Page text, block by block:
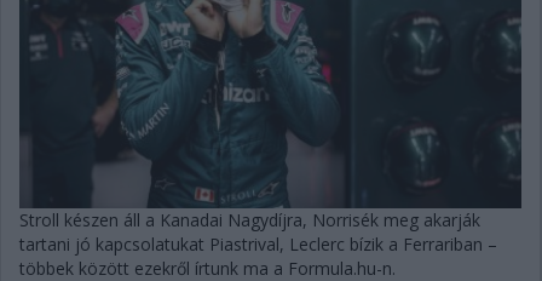
Stroll készen áll a Kanadai Nagydíjra, Norrisék meg akarják
tartani jó kapcsolatukat Piastrival, Leclerc bízik a Ferrariban –
többek között ezekről írtunk ma a Formula.hu-n.